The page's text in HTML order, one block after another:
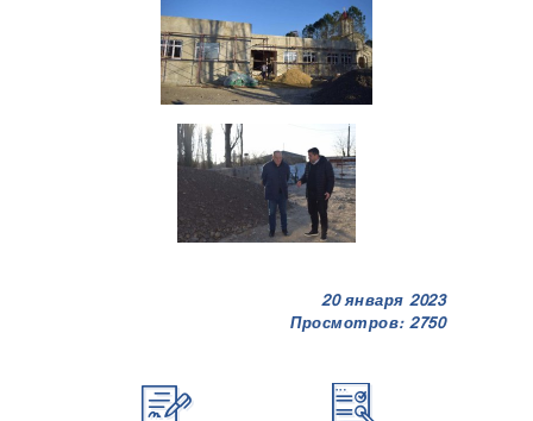
20 января 2023
Просмотров: 2750